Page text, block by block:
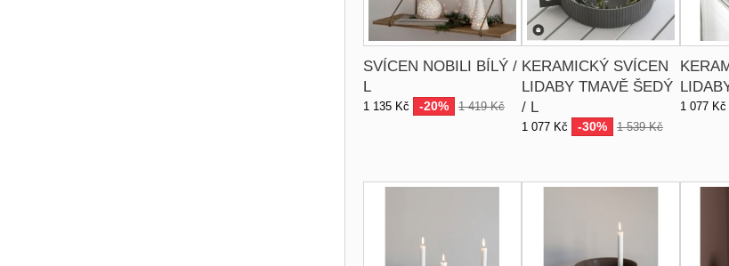
SVÍCEN NOBILI BÍLÝ /
L
1 135 Kč -20% 1 419 Kč
KERAMICKÝ SVÍCEN
LIDABY TMAVĚ ŠEDÝ
/ L
1 077 Kč -30% 1 539 Kč
1 077 Kč